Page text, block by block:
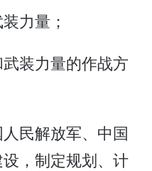
力量；
武装力量的作战方
人民解放军、中国
，制定规划、计